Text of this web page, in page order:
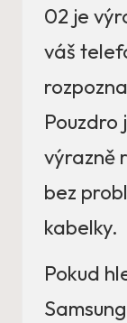
02 je
váš
Pouzdro
výrazně
bez
kabelky.
Pokud